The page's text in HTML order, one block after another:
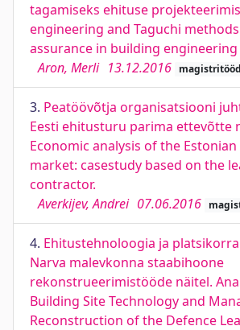
tagamiseks ehituse
engineering and Taguchi
assurance in building engineering
Aron, Merli 13.12.2016 magistritööd
3. Peatöövõtja organisatsiooni
Eesti ehitusturu parima ettevõtte
Economic analysis of the
market: casestudy based on the
contractor.
Averkijev, Andrei 07.06.2016
4. Ehitustehnoloogia ja
Narva malevkonna staabihoone
rekonstrueerimistööde näitel.
Building Site Technology and
Reconstruction of the Defence